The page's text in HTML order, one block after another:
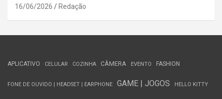
16/06/2026 Redação
APLICATIVO CELULAR COZINHA CÂMERA EVENTO FASHION
FONE DE OUVIDO | HEADSET | EARPHONE GAME | JOGOS HELLO KITTY